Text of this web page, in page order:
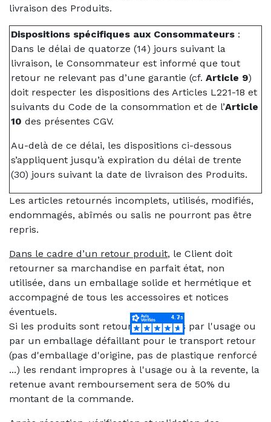
livraison des Produits.
Dispositions spécifiques aux Consommateurs :
Dans le délai de quatorze (14) jours suivant la
livraison, le Consommateur est informé que tout
retour ne relevant pas d’une garantie (cf. Article 9)
doit respecter les dispositions des Articles L221-18 et
suivants du Code de la consommation et de l’Article
10 des présentes CGV.
Au-delà de ce délai, les dispositions ci-dessous
s’appliquent jusqu’à expiration du délai de trente
(30) jours suivant la date de livraison des Produits.
Les articles retournés incomplets, utilisés, modifiés,
endommagés, abîmés ou salis ne pourront pas être
repris.
Dans le cadre d’un retour produit, le Client doit
retourner sa marchandise en parfait état, non
utilisée, dans un emballage solide et hermétique et
accompagné de tous les accessoires et notices
éventuels.
Si les produits sont retournés abîmés par l'usage ou
par un emballage défaillant pour le transport retour
(pas d'emballage d'origine, pas de plastique renforcé
...) les rendant impropres à l'usage ou à la revente, la
retenue avant remboursement sera de 50% du
montant de la commande.